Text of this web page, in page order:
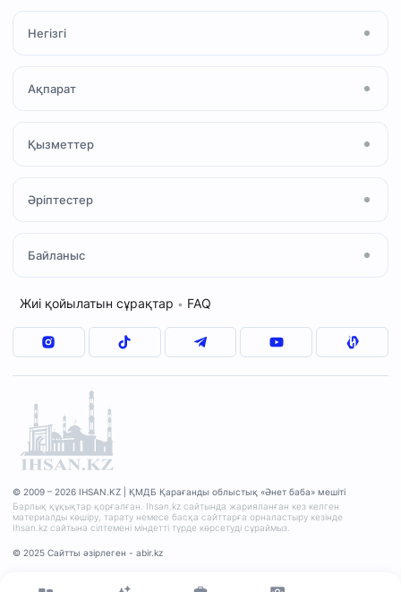
Негізгі
Мақала
Ihsan Media
Ақпарат
Намаз
Ислам қабылдау
Дәрістер кестесі
Қызметтер
«Зекет» қоры
Сұрақ–жауап
Әріптестер
«QMDB HALAL»
«Зекет» қоры
«Уақып» қоры
Байланыс
+7(7212)77-17-47
Жиі қойылатын сұрақтар • FAQ
© 2009 – 2026 IHSAN.KZ | ҚМДБ Қарағанды облыстық «Әнет баба» мешіті
Барлық құқықтар қорғалған. Ihsan.kz сайтында жарияланған кез келген
материалды көшіру, тарату немесе басқа сайттарға орналастыру кезінде
Ihsan.kz сайтына сілтемені міндетті түрде көрсетуді сұраймыз.
© 2025 Сайтты әзірлеген - abir.kz